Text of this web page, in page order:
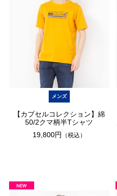
メンズ
【カプセルコレクション】綿
50/2クマ柄半Tシャツ
19,800円
（税込）